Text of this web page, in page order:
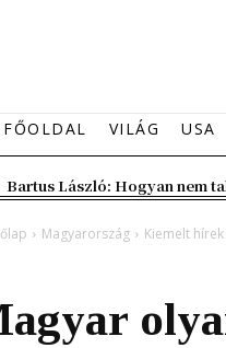
FŐOLDAL VILÁG USA
Bartus László: Hogyan nem
Magyarország Kiemelt hírek